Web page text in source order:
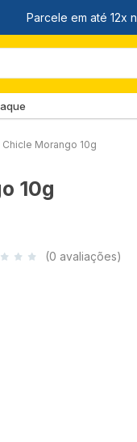
Morango 10g
10g
(0 avaliações)